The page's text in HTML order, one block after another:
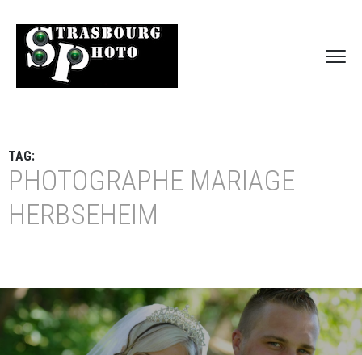
TAG:
PHOTOGRAPHE MARIAGE
HERBSEHEIM